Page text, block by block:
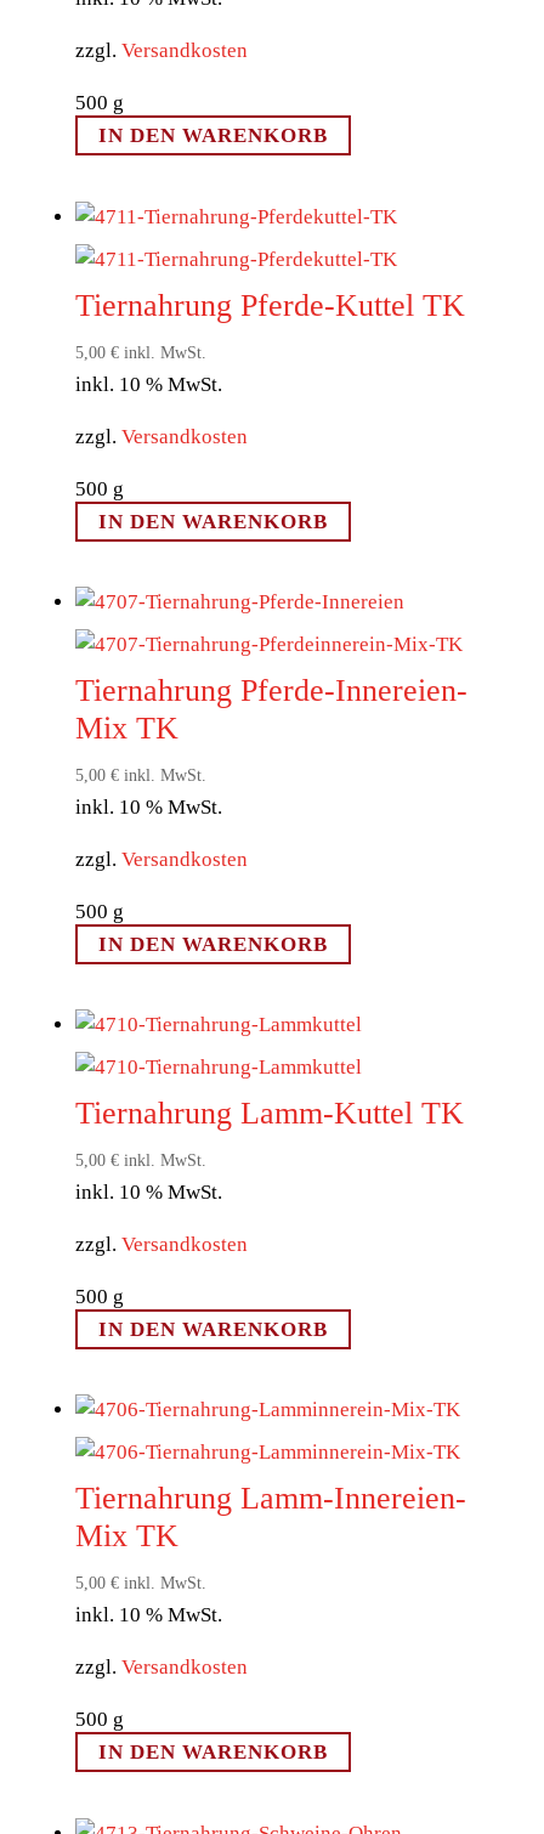
zzgl. Versandkosten
500 g
IN DEN WARENKORB
Tiernahrung Pferde-Kuttel TK
5,00 € inkl. MwSt.
inkl. 10 % MwSt.
zzgl. Versandkosten
500 g
IN DEN WARENKORB
Tiernahrung Pferde-Innereien-
Mix TK
5,00 € inkl. MwSt.
inkl. 10 % MwSt.
zzgl. Versandkosten
500 g
IN DEN WARENKORB
Tiernahrung Lamm-Kuttel TK
5,00 € inkl. MwSt.
inkl. 10 % MwSt.
zzgl. Versandkosten
500 g
IN DEN WARENKORB
Tiernahrung Lamm-Innereien-
Mix TK
5,00 € inkl. MwSt.
inkl. 10 % MwSt.
zzgl. Versandkosten
500 g
IN DEN WARENKORB